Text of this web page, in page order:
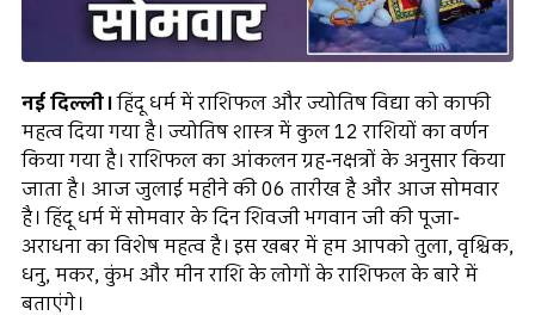
नई दिल्ली।हिंदू धर्म में राशिफल और ज्योतिष विद्या को काफी
महत्व दिया गया है। ज्योतिष शास्त्र में कुल 12 राशियों का वर्णन
किया गया है। राशिफल का आंकलन ग्रह-नक्षत्रों के अनुसार किया
जाता है। आज जुलाई महीने की 06 तारीख है और आज सोमवार
है। हिंदू धर्म में सोमवार के दिन शिवजी भगवान जी की पूजा-
अराधना का विशेष महत्व है। इस खबर में हम आपको तुला, वृश्चिक,
धनु, मकर, कुंभ और मीन राशि के लोगों के राशिफल के बारे में
बताएंगे।